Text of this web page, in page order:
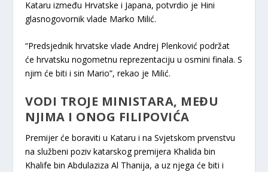
Kataru između Hrvatske i Japana, potvrdio je Hini
glasnogovornik vlade Marko Milić.
“Predsjednik hrvatske vlade Andrej Plenković podržat
će hrvatsku nogometnu reprezentaciju u osmini finala. S
njim će biti i sin Mario”, rekao je Milić.
VODI TROJE MINISTARA, MEĐU
NJIMA I ONOG FILIPOVIĆA
Premijer će boraviti u Kataru i na Svjetskom prvenstvu
na službeni poziv katarskog premijera Khalida bin
Khalife bin Abdulaziza Al Thanija, a uz njega će biti i